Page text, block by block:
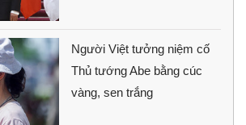
Người Việt tưởng niệm cố
Thủ tướng Abe bằng cúc
vàng, sen trắng